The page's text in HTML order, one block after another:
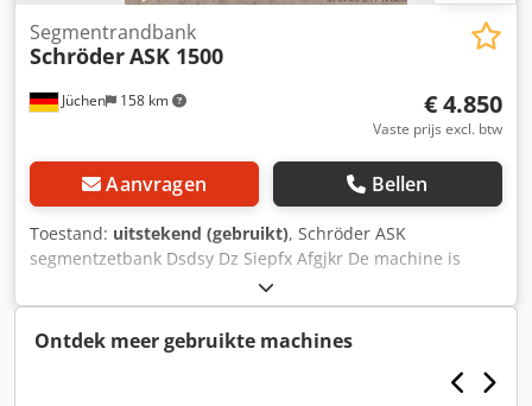
Jüchen 158 km
Segmentrandbank
SchröderASK 1500
€ 4.850
Vaste prijs excl. btw
Aanvragen Bellen
Toestand: uitstekend (gebruikt), Schröder ASK
segmentzetbank Dsdsy Dz Siepfx Afgjkr De machine is
uitgerust met: ✅ een voetpedaal voor bediening door één
persoon ✅ segmenten in de boven-/onder- en zetbalk ✅
segmenthoogte van de bovenbalk: 11 cm ✅ zetcapaciteit: 1
mm staalplaat Staat: • met nieuwe dempers in de boven-
en zetbalk • in zeer goede technische staat • in zeer goede
Ontdek meer gebruikte machines